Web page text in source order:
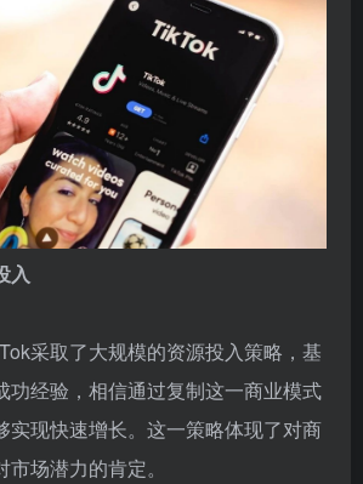
入
采取了大规模的资源投入策略，基
功经验，相信通过复制这一商业模式
实现快速增长。这一策略体现了对商
场潜力的肯定。